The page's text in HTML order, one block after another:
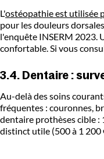
L'ostéopathie est utilisée
pour les douleurs
l'enquête INSERM 2023.
confortable. Si vous
3.4. Dentaire :
Au-delà des soins
fréquentes : couronnes,
dentaire prothèses cible :
distinct utile (500 à 1 200